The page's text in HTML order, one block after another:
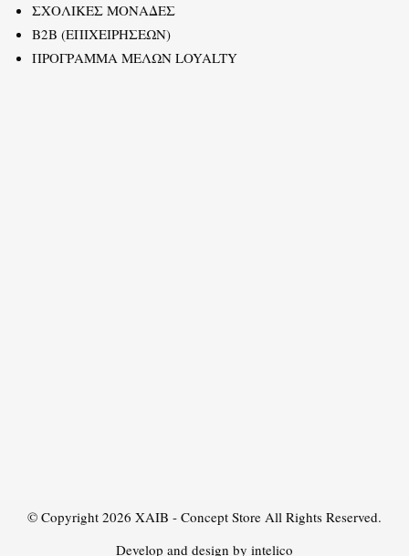
ΣΧΟΛΙΚΕΣ ΜΟΝΑΔΕΣ
B2B (ΕΠΙΧΕΙΡΗΣΕΩΝ)
ΠΡΟΓΡΑΜΜΑ ΜΕΛΩΝ LOYALTY
© Copyright 2026 XAIB - Concept Store All Rights Reserved.
Develop and design by intelico